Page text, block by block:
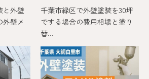
と外壁
壁メ
千葉市緑区で外壁塗装を30坪
でする場合の費用相場と塗り
替...